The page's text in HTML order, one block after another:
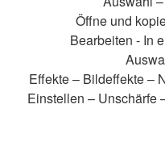
Öffne und
Bearbeiten - In
Effekte – Bildeffekte –
Einstellen – Unschärfe